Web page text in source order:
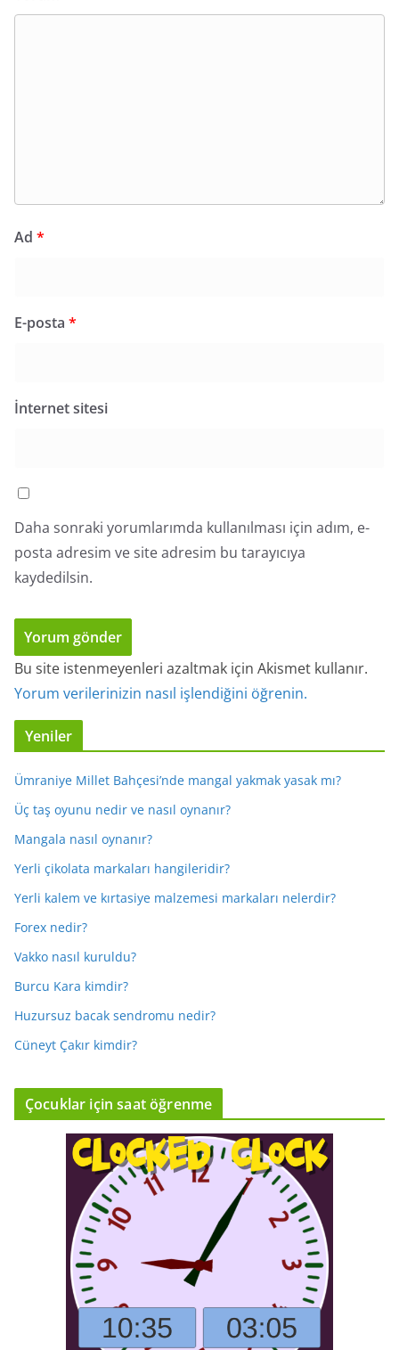
Ad *
E-posta *
İnternet sitesi
Daha sonraki yorumlarımda kullanılması için adım, e-
posta adresim ve site adresim bu tarayıcıya
kaydedilsin.
Bu site istenmeyenleri azaltmak için Akismet kullanır.
Yorum verilerinizin nasıl işlendiğini öğrenin.
Yeniler
Ümraniye Millet Bahçesi’nde mangal yakmak yasak mı?
Üç taş oyunu nedir ve nasıl oynanır?
Mangala nasıl oynanır?
Yerli çikolata markaları hangileridir?
Yerli kalem ve kırtasiye malzemesi markaları nelerdir?
Forex nedir?
Vakko nasıl kuruldu?
Burcu Kara kimdir?
Huzursuz bacak sendromu nedir?
Cüneyt Çakır kimdir?
Çocuklar için saat öğrenme